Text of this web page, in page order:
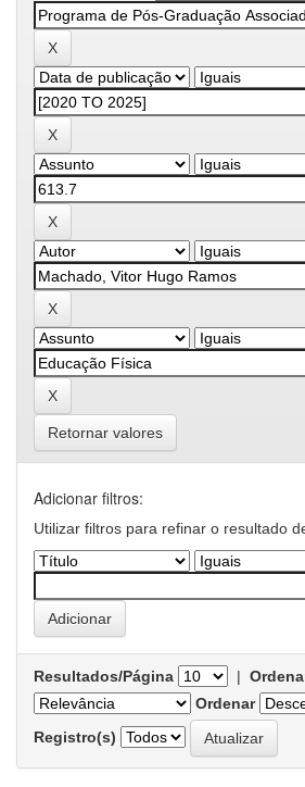
Retornar valores
Adicionar filtros:
Utilizar filtros para refinar o resultado
Resultados/Página |
Ordenar
Registro(s)